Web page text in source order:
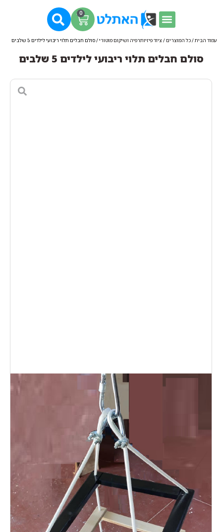
0
עמוד הבית/כל המוצרים/ ציוד פיזיותרפיה ושיקום מוטורי/ סולם חבלים תלוי ריבועי לילדים 5 שלבים
סולם חבלים תלוי ריבועי לילדים 5 שלבים